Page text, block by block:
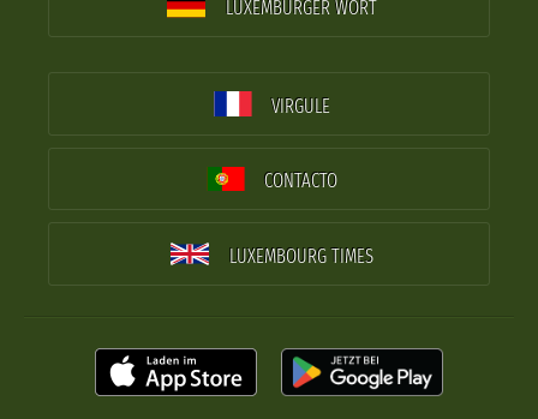
LUXEMBURGER WORT
VIRGULE
CONTACTO
LUXEMBOURG TIMES